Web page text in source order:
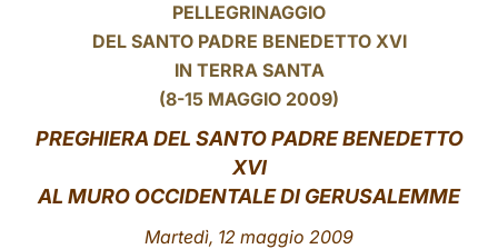
PELLEGRINAGGIO
DEL SANTO PADRE BENEDETTO XVI
IN TERRA SANTA
(8-15 MAGGIO 2009)
PREGHIERA DEL SANTO PADRE BENEDETTO
XVI
AL MURO OCCIDENTALE DI GERUSALEMME
Martedì, 12 maggio 2009